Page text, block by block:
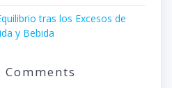
tras los Excesos de
y Bebida
Comments